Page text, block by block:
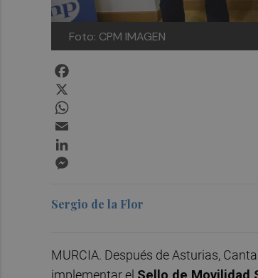
Foto: CPM IMAGEN
Sergio de la Flor
MURCIA. Después de Asturias,
implementar el Sello de Movilidad